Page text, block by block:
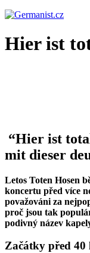
Hier ist
“Hier ist
mit dieser
Letos Toten Hosen
koncertu před více
považováni za
proč jsou tak
podivný název
Začátky před 40